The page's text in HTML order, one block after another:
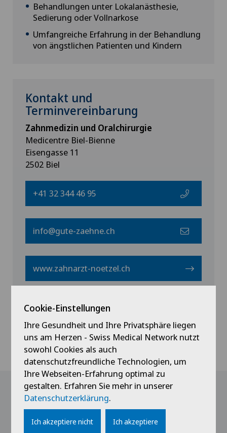
Behandlungen unter Lokalanästhesie,
Sedierung oder Vollnarkose
Umfangreiche Erfahrung in der Behandlung
von ängstlichen Patienten und Kindern
Kontakt und
Terminvereinbarung
Zahnmedizin und Oralchirurgie
Medicentre Biel-Bienne
Eisengasse 11
2502 Biel
+41 32 344 46 95
info@gute-zaehne.ch
www.zahnarzt-noetzel.ch
Zahnärztliche Notfälle
+41 32 344 46 95
Unsere Ärzte
Cookie-Einstellungen
Ihre Gesundheit und Ihre Privatsphäre liegen
uns am Herzen - Swiss Medical Network nutzt
sowohl Cookies als auch
datenschutzfreundliche Technologien, um
Ihre Webseiten-Erfahrung optimal zu
gestalten. Erfahren Sie mehr in unserer
Datenschutzerklärung.
Ich akzeptiere nicht Ich akzeptiere